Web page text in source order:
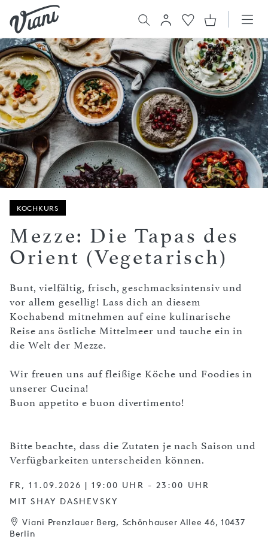
KOCHKURS
Mezze: Die Tapas des
Orient (Vegetarisch)
Bunt, vielfältig, frisch, geschmacksintensiv und
vor allem gesellig! Lass dich an diesem
Kochabend mitnehmen auf eine kulinarische
Reise ans östliche Mittelmeer und tauche ein in
die Welt der Mezze.
Wir freuen uns auf fleißige Köche und Foodies in
unserer Cucina!
Buon appetito e buon divertimento!
Bitte beachte, dass die Zutaten je nach Saison und
Verfügbarkeiten unterscheiden können.
FR, 11.09.2026 | 19:00 UHR - 23:00 UHR
MIT SHAY DASHEVSKY
Viani Prenzlauer Berg, Schönhauser Allee 46, 10437
Berlin